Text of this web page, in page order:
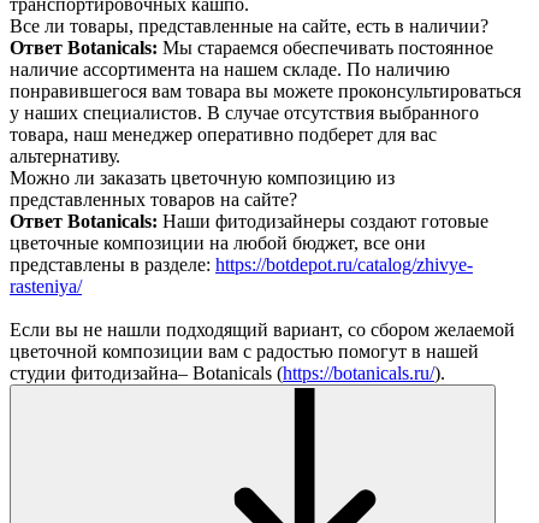
транспортировочных кашпо.
Все ли товары, представленные на сайте, есть в наличии?
Ответ Botanicals: Мы стараемся обеспечивать постоянное
наличие ассортимента на нашем складе. По наличию
понравившегося вам товара вы можете проконсультироваться
у наших специалистов. В случае отсутствия выбранного
товара, наш менеджер оперативно подберет для вас
альтернативу.
Можно ли заказать цветочную композицию из
представленных товаров на сайте?
Ответ Botanicals: Наши фитодизайнеры создают готовые
цветочные композиции на любой бюджет, все они
представлены в разделе: https://botdepot.ru/catalog/zhivye-
rasteniya/
Если вы не нашли подходящий вариант, со сбором желаемой
цветочной композиции вам с радостью помогут в нашей
студии фитодизайна– Botanicals (https://botanicals.ru/).